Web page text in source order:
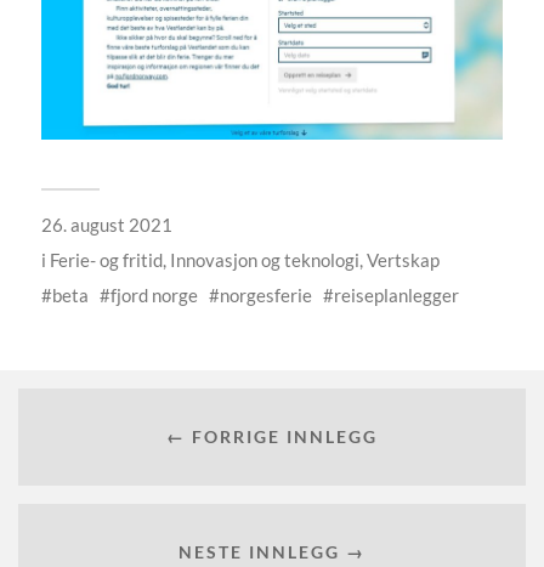
26. august 2021
i Ferie- og fritid, Innovasjon og teknologi,Vertskap
beta
fjord norge norgesferie reiseplanlegger
← FORRIGE INNLEGG
NESTE INNLEGG →